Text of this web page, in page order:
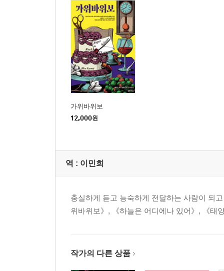
가위바위보
12,000원
역 : 이민희
충실하게 듣고 능숙하게 전달하는 사람이 되
위바위보》, 《하늘은 어디에나 있어》, 《태
작가의 다른 상품